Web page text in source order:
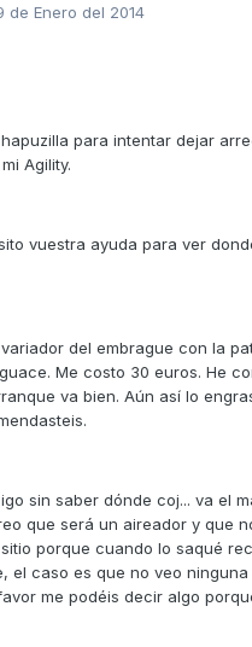
de Enero del 2014
para intentar dejar
Agility.
vuestra ayuda para ver
del embrague con la
Me costo 30 euros. He
va bien. Aún así lo
sin saber dónde coj... va el
que será un aireador y que
porque cuando lo saqué
el caso es que no veo
me podéis decir algo